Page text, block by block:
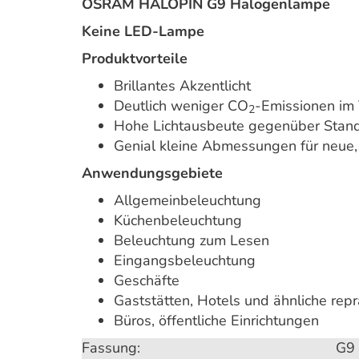
OSRAM HALOPIN G9 Halogenlampe
Keine LED-Lampe
Produktvorteile
Brillantes Akzentlicht
Deutlich weniger CO2-Emissionen
Hohe Lichtausbeute gegenüber
Genial kleine Abmessungen für
Anwendungsgebiete
Allgemeinbeleuchtung
Küchenbeleuchtung
Beleuchtung zum Lesen
Eingangsbeleuchtung
Geschäfte
Gaststätten, Hotels und ähnliche
Büros, öffentliche Einrichtungen
Fassung:
G9